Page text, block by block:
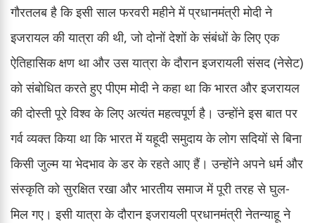
गौरतलब है कि इसी साल फरवरी महीने में प्रधानमंत्री मोदी ने
इजरायल की यात्रा की थी, जो दोनों देशों के संबंधों के लिए एक
ऐतिहासिक क्षण था और उस यात्रा के दौरान इजरायली संसद (नेसेट)
को संबोधित करते हुए पीएम मोदी ने कहा था कि भारत और इजरायल
की दोस्ती पूरे विश्व के लिए अत्यंत महत्वपूर्ण है। उन्होंने इस बात पर
गर्व व्यक्त किया था कि भारत में यहूदी समुदाय के लोग सदियों से बिना
किसी जुल्म या भेदभाव के डर के रहते आए हैं। उन्होंने अपने धर्म और
संस्कृति को सुरक्षित रखा और भारतीय समाज में पूरी तरह से घुल-
मिल गए। इसी यात्रा के दौरान इजरायली प्रधानमंत्री नेतन्याहू ने